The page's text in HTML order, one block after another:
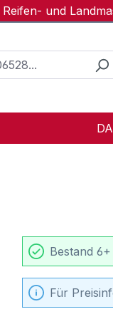
und
Bestand 6+
Für